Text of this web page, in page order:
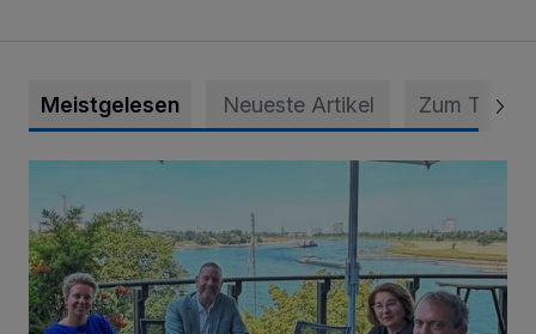
Meistgelesen Neueste Artikel Zum Thema